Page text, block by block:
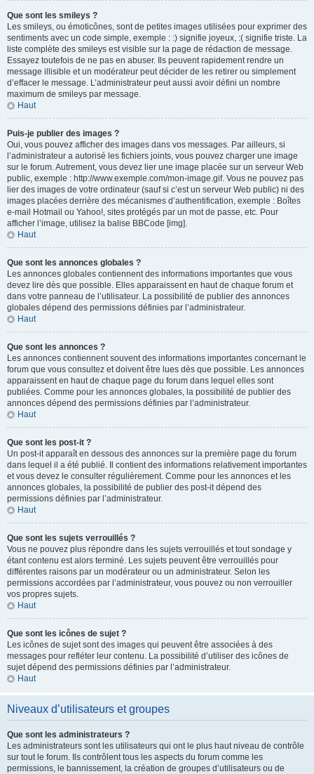
Que sont les smileys ?
Les smileys, ou émoticônes, sont de petites images utilisées pour exprimer des
sentiments avec un code simple, exemple : :) signifie joyeux, :( signifie triste. La
liste complète des smileys est visible sur la page de rédaction de message.
Essayez toutefois de ne pas en abuser. Ils peuvent rapidement rendre un
message illisible et un modérateur peut décider de les retirer ou simplement
d’effacer le message. L’administrateur peut aussi avoir défini un nombre
maximum de smileys par message.
Haut
Puis-je publier des images ?
Oui, vous pouvez afficher des images dans vos messages. Par ailleurs, si
l’administrateur a autorisé les fichiers joints, vous pouvez charger une image
sur le forum. Autrement, vous devez lier une image placée sur un serveur Web
public, exemple : http://www.exemple.com/mon-image.gif. Vous ne pouvez pas
lier des images de votre ordinateur (sauf si c’est un serveur Web public) ni des
images placées derrière des mécanismes d’authentification, exemple : Boîtes
e-mail Hotmail ou Yahoo!, sites protégés par un mot de passe, etc. Pour
afficher l’image, utilisez la balise BBCode [img].
Haut
Que sont les annonces globales ?
Les annonces globales contiennent des informations importantes que vous
devez lire dès que possible. Elles apparaissent en haut de chaque forum et
dans votre panneau de l’utilisateur. La possibilité de publier des annonces
globales dépend des permissions définies par l’administrateur.
Haut
Que sont les annonces ?
Les annonces contiennent souvent des informations importantes concernant le
forum que vous consultez et doivent être lues dès que possible. Les annonces
apparaissent en haut de chaque page du forum dans lequel elles sont
publiées. Comme pour les annonces globales, la possibilité de publier des
annonces dépend des permissions définies par l’administrateur.
Haut
Que sont les post-it ?
Un post-it apparaît en dessous des annonces sur la première page du forum
dans lequel il a été publié. Il contient des informations relativement importantes
et vous devez le consulter régulièrement. Comme pour les annonces et les
annonces globales, la possibilité de publier des post-it dépend des
permissions définies par l’administrateur.
Haut
Que sont les sujets verrouillés ?
Vous ne pouvez plus répondre dans les sujets verrouillés et tout sondage y
étant contenu est alors terminé. Les sujets peuvent être verrouillés pour
différentes raisons par un modérateur ou un administrateur. Selon les
permissions accordées par l’administrateur, vous pouvez ou non verrouiller
vos propres sujets.
Haut
Que sont les icônes de sujet ?
Les icônes de sujet sont des images qui peuvent être associées à des
messages pour refléter leur contenu. La possibilité d’utiliser des icônes de
sujet dépend des permissions définies par l’administrateur.
Haut
Niveaux d’utilisateurs et groupes
Que sont les administrateurs ?
Les administrateurs sont les utilisateurs qui ont le plus haut niveau de contrôle
sur tout le forum. Ils contrôlent tous les aspects du forum comme les
permissions, le bannissement, la création de groupes d’utilisateurs ou de